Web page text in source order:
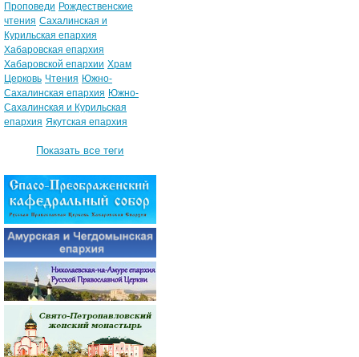
Проповеди Рождественские
чтения Сахалинская и
Курильская епархия
Хабаровская епархия
Хабаровской епархии Храм
Церковь Чтения Южно-
Сахалинская епархия Южно-
Сахалинская и Курильская
епархия Якутская епархия
Показать все теги